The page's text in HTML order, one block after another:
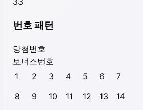
번호 패턴
당첨번호
보너스번호
1
2 3 4 5 6
7
8
9 10 11 12 13
14